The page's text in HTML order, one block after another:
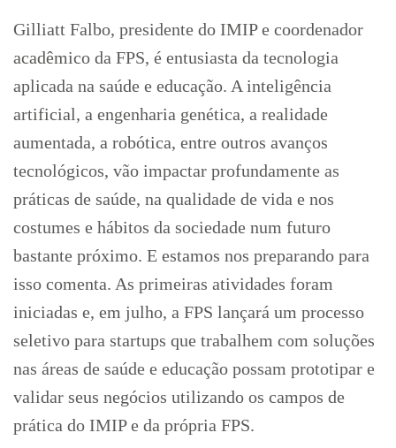
Gilliatt Falbo, presidente do IMIP e coordenador
acadêmico da FPS, é entusiasta da tecnologia
aplicada na saúde e educação. A inteligência
artificial, a engenharia genética, a realidade
aumentada, a robótica, entre outros avanços
tecnológicos, vão impactar profundamente as
práticas de saúde, na qualidade de vida e nos
costumes e hábitos da sociedade num futuro
bastante próximo. E estamos nos preparando para
isso comenta. As primeiras atividades foram
iniciadas e, em julho, a FPS lançará um processo
seletivo para startups que trabalhem com soluções
nas áreas de saúde e educação possam prototipar e
validar seus negócios utilizando os campos de
prática do IMIP e da própria FPS.